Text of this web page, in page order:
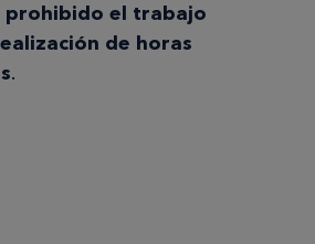
prohibido el trabajo
de horas
.